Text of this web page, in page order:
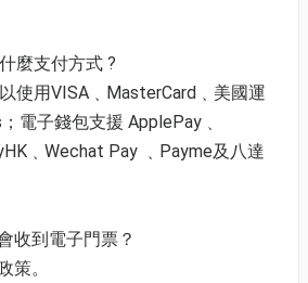
| 適用於星期六、日及公眾假期
多1位 | 大小同價
人均$161.8 | 原價: $1,044
助晚餐 | 適用於星期六至日及公眾
多1位 | 大小同價
人均$265.8 | 原價: $1,614
麼支付方式 ?
使用VISA﹑MasterCard﹑美國運
電子錢包支援 ApplePay﹑
Pay ﹑Payme及八達
收到電子門票？
策。